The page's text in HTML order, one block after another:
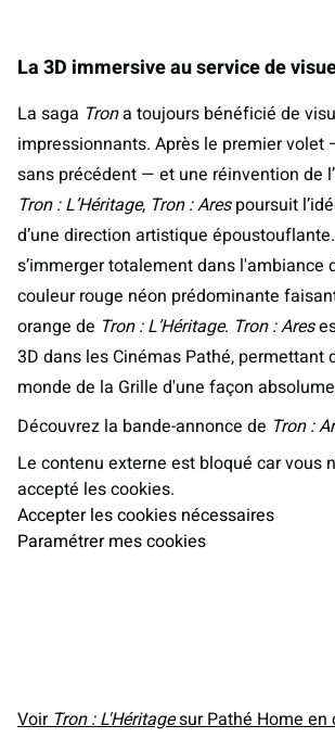
La 3D immersive au service de
La saga Trona toujours bénéficié de
impressionnants. Après le premier volet
sans précédent — et une réinvention de
Tron : L’Héritage, Tron : Arespoursuit
d’une direction artistique
s’immerger totalement dans l'ambiance
couleur rouge néon prédominante
orange de Tron : L’Héritage. Tron : Ares
3D dans les Cinémas Pathé, permettant
monde de la Grille d'une façon
Découvrez la bande-annonce de Tron :
Le contenu externe est bloqué car vous
accepté les cookies.
Accepter les cookies nécessaires
Paramétrer mes cookies
VoirTron : L'Héritagesur Pathé Home en